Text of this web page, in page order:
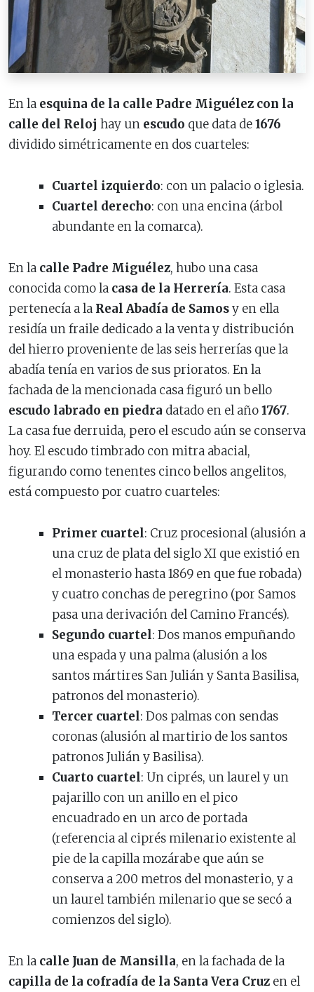
En la esquina de la calle Padre Miguélez con la
calle del Reloj hay un escudo que data de1676
dividido simétricamente en dos cuarteles:
Cuartel izquierdo: con un palacio o iglesia.
Cuartel derecho: con una encina (árbol
abundante en la comarca).
En la calle Padre Miguélez, hubo una casa
conocida como la casa de la Herrería. Esta casa
pertenecía a la Real Abadía de Samosy en ella
residía un fraile dedicado a la venta y distribución
del hierro proveniente de las seis herrerías que la
abadía tenía en varios de sus prioratos. En la
fachada de la mencionada casa figuró un bello
escudo labrado en piedra datado en el año1767.
La casa fue derruida, pero el escudo aún se conserva
hoy. El escudo timbrado con mitra abacial,
figurando como tenentes cinco bellos angelitos,
está compuesto por cuatro cuarteles:
Primer cuartel: Cruz procesional (alusión a
una cruz de plata del siglo XI que existió en
el monasterio hasta 1869 en que fue robada)
y cuatro conchas de peregrino (por Samos
pasa una derivación del Camino Francés).
Segundo cuartel: Dos manos empuñando
una espada y una palma (alusión a los
santos mártires San Julián y Santa Basilisa,
patronos del monasterio).
Tercer cuartel: Dos palmas con sendas
coronas (alusión al martirio de los santos
patronos Julián y Basilisa).
Cuarto cuartel: Un ciprés, un laurel y un
pajarillo con un anillo en el pico
encuadrado en un arco de portada
(referencia al ciprés milenario existente al
pie de la capilla mozárabe que aún se
conserva a 200 metros del monasterio, y a
un laurel también milenario que se secó a
comienzos del siglo).
En la calle Juan de Mansilla, en la fachada de la
capilla de la cofradía de la Santa Vera Cruz en el